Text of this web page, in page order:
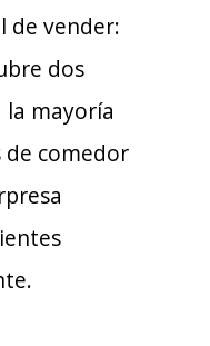
de vender:
dos
la mayoría
de comedor